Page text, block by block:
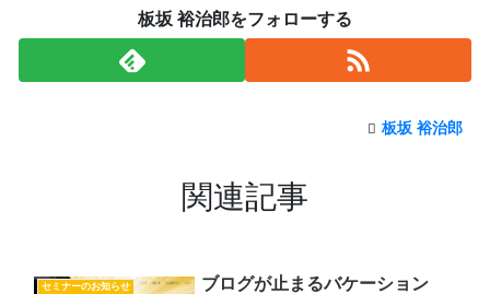
板坂 裕治郎をフォローする
板坂 裕治郎
関連記事
セミナーのお知らせ
ブログが止まるバケーション